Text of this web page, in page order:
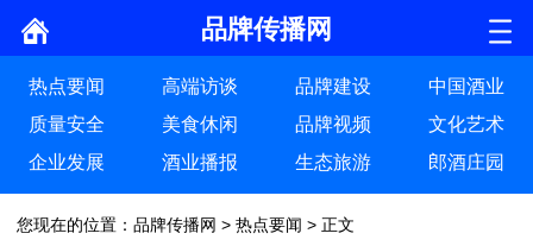
品牌传播网
热点要闻 高端访谈 品牌建设
中国酒业
质量安全
美食休闲 品牌视频
文化艺术
企业发展
酒业播报 生态旅游 郎酒庄园
您现在的位置： 品牌传播网 > 热点要闻 > 正文